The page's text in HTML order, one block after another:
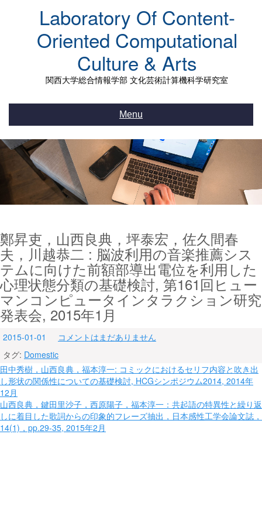
Laboratory Of Content-
Oriented Computational
Culture & Arts
関西大学総合情報学部 文化芸術計算機科学研究室
Menu
鄭昇吏，山西良典，坪泰宏，佐久間春
夫，川越恭二 : 脳波利用の音楽推薦シス
テムに向けた前額部導出電位を利用した
心理状態分類の基礎検討, 第161回ヒュー
マンコンピュータインタラクション研究
発表会, 2015年1月
2015-01-01
コメントはまだありません
タグ: Domestic
投
稿
ナ
ビ
田中秀樹，山西良典，福本淳一: コミックにおけるセリフ内容と吹き出
し形状の関係性についての基礎検討, HCGシンポジウム2014, 2014年
12月
山西良典，鍵田里沙子，西原陽子，福本淳一：共起語の特異性と繰り返
しに着目した歌詞からの印象的フレーズ抽出，日本感性工学会論文誌，
14(1)，pp.29-35, 2015年2月